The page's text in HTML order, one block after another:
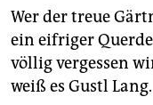
Wer der treue
ein eifriger
völlig vergessen
weiß es Gustl Lang.